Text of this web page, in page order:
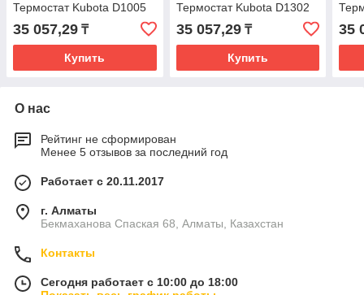
Термостат Kubota D1005
35 057,29 ₸
Купить
Термостат Kubota D1302
35 057,29₸
Купить
35
О нас
Рейтинг не сформирован
Менее 5 отзывов за последний год
Работает с 20.11.2017
г. Алматы
Бекмаханова Спаская 68, Алматы, Казахстан
Контакты
Сегодня работает с 10:00 до 18:00